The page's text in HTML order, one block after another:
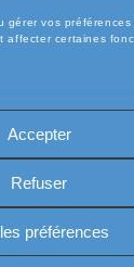
gérer vos préférences
certaines
Accepter
Refuser
préférences
(CGV)
🧾
🔐 Exercer mes
📦Livraisons
/ perte
pieces-